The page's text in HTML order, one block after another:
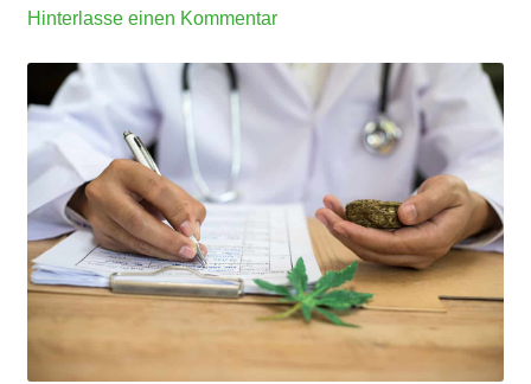
Hinterlasse einen Kommentar